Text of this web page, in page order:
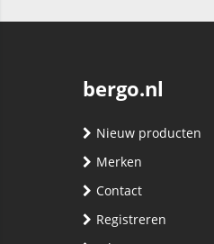
bergo.nl
Nieuw producten
Merken
Contact
Registreren